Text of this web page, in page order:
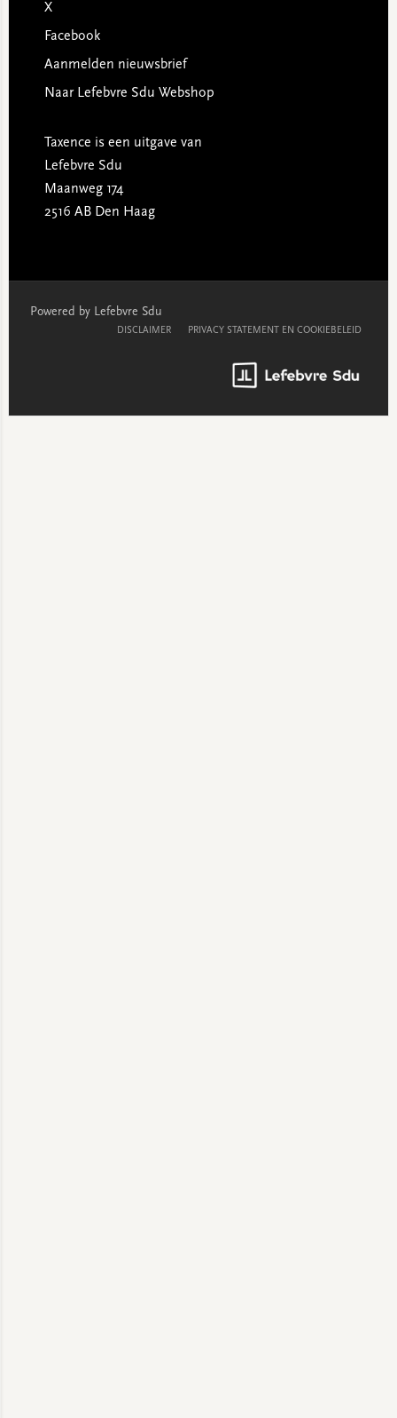
X
Facebook
Aanmelden nieuwsbrief
Naar Lefebvre Sdu Webshop
Taxence is een uitgave van
Lefebvre Sdu
Maanweg 174
2516 AB Den Haag
Powered by Lefebvre Sdu
DISCLAIMER PRIVACY STATEMENT EN COOKIEBELEID